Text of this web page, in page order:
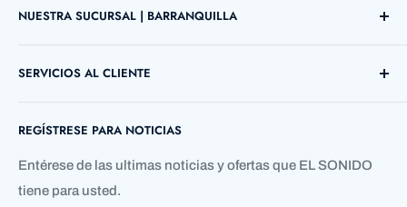
NUESTRA SUCURSAL | BARRANQUILLA
Telefono: +57 5 3690755
SERVICIOS AL CLIENTE
Contáctenos
Quienes Somos
REGÍSTRESE PARA NOTICIAS
Entérese de las ultimas noticias y ofertas que EL SONIDO
tiene para usted.